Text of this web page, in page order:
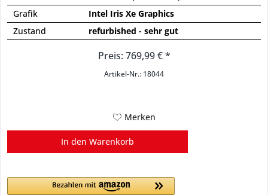
Grafik
Intel Iris Xe Graphics
Zustand
refurbished - sehr gut
Preis: 769,99 € *
Artikel-Nr.: 18044
Merken
In den Warenkorb